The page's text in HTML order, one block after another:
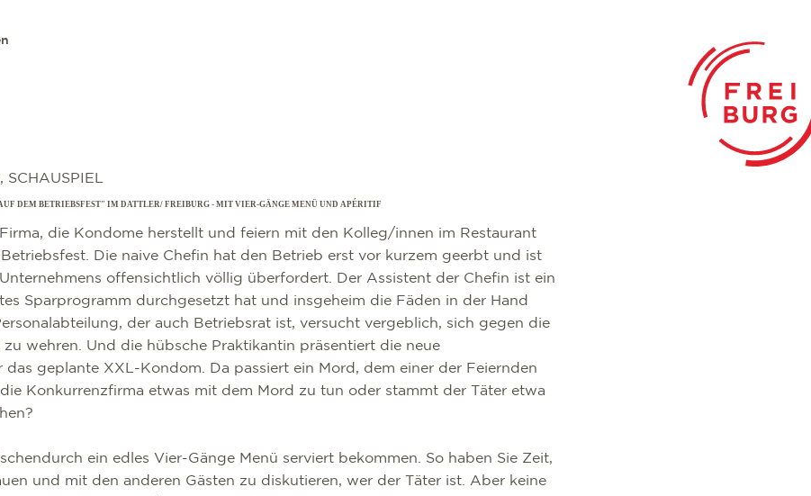
SCHAUSPIEL
DEM BETRIEBSFEST" IM DATTLER/ FREIBURG - MIT VIER-GÄNGE MENÜ UND APÉRITIF
die Kondome herstellt und feiern mit den Kolleg/innen im Restaurant
Die naive Chefin hat den Betrieb erst vor kurzem geerbt und ist
offensichtlich völlig überfordert. Der Assistent der Chefin ist ein
Sparprogramm durchgesetzt hat und insgeheim die Fäden in der Hand
der auch Betriebsrat ist, versucht vergeblich, sich gegen die
zu wehren. Und die hübsche Praktikantin präsentiert die neue
das geplante XXL-Kondom. Da passiert ein Mord, dem einer der Feiernden
Konkurrenzfirma etwas mit dem Mord zu tun oder stammt der Täter etwa
ein edles Vier-Gänge Menü serviert bekommen. So haben Sie Zeit,
und mit den anderen Gästen zu diskutieren, wer der Täter ist. Aber keine